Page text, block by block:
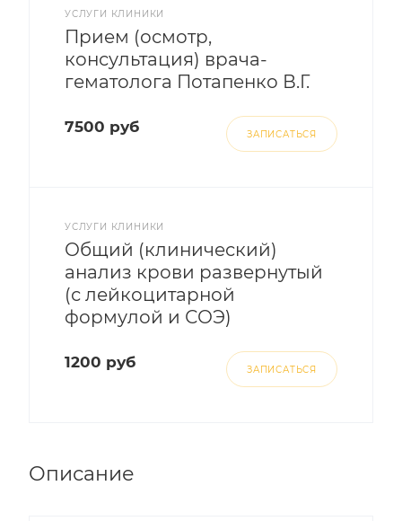
УСЛУГИ КЛИНИКИ
Прием (осмотр,
консультация) врача-
гематолога Потапенко В.Г.
7500 руб ЗАПИСАТЬСЯ
УСЛУГИ КЛИНИКИ
Общий (клинический)
анализ крови развернутый
(с лейкоцитарной
формулой и СОЭ)
1200 руб ЗАПИСАТЬСЯ
Описание